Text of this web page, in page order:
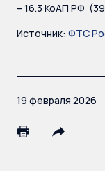
– 16.3 КоАП РФ
Источник: ФТС
19 февраля 2026